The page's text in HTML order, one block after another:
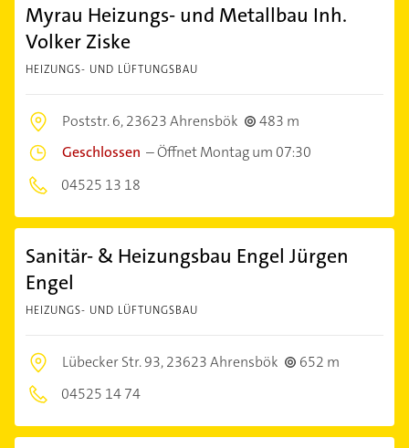
Myrau Heizungs- und Metallbau Inh.
Volker Ziske
HEIZUNGS- UND LÜFTUNGSBAU
Poststr. 6,23623 Ahrensbök
483 m
Geschlossen –Öffnet Montag um 07:30
04525 13 18
Sanitär- & Heizungsbau Engel Jürgen
Engel
HEIZUNGS- UND LÜFTUNGSBAU
Lübecker Str. 93,23623 Ahrensbök
652 m
04525 14 74